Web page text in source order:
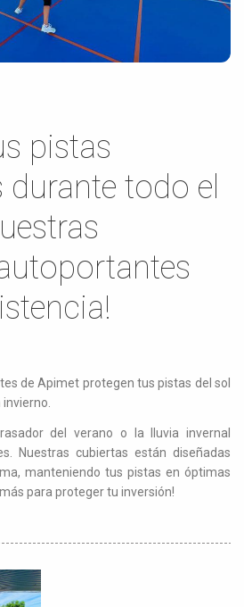
pistas
todo el
de Apimet protegen tus pistas del sol
del verano o la lluvia invernal
Nuestras cubiertas están diseñadas
manteniendo tus pistas en óptimas
para proteger tu inversión!